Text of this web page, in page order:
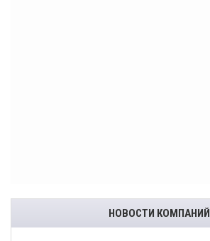
НОВОСТИ КОМПАНИЙ